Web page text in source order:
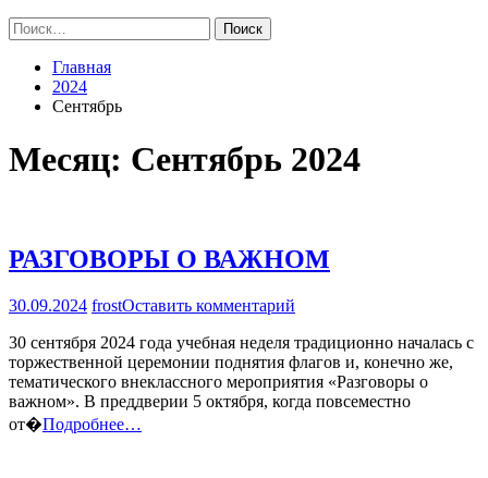
Найти:
Главная
2024
Сентябрь
Месяц: Сентябрь 2024
РАЗГОВОРЫ О ВАЖНОМ
30.09.2024 frostОставить комментарий
О
ВАЖНОМ
30 сентября 2024 года учебная неделя традиционно началась с
торжественной церемонии поднятия флагов и, конечно же,
тематического внеклассного мероприятия «Разговоры о
важном». В преддверии 5 октября, когда повсеместно
от�Подробнее…